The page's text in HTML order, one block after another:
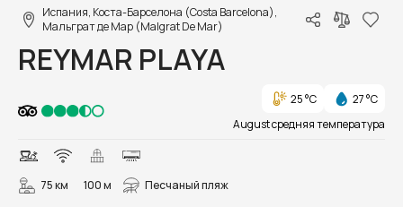
Испания, Коста-Барселона (Costa Barcelona),
Мальграт де Мар (Malgrat De Mar)
REYMAR PLAYA
25 °C
27 °C
August средняя температура
75 км 100 м Песчаный пляж